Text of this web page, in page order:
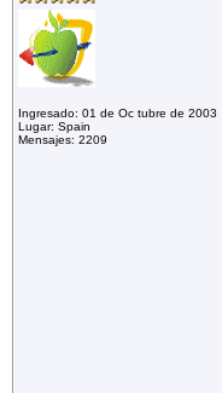
Ingresado: 01 de Oc tubre de 2003
Lugar: Spain
Mensajes: 2209